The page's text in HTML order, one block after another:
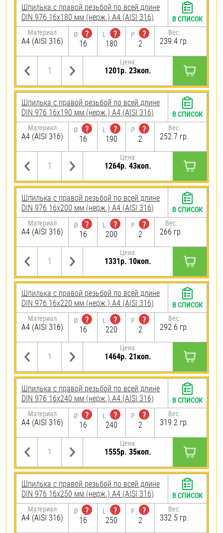
Шпилька с правой резьбой по всей длине
DIN 976 16х180 мм (нерж.) A4 (AISI 316)
Материал
A4 (AISI 316)
Ø
?
16
L
?
180
P
?
2
Вес:
239.4 гр.
Цена:
1201р. 23коп.
В СПИСОК
Шпилька с правой резьбой по всей длине
DIN 976 16х190 мм (нерж.) A4 (AISI 316)
Материал
A4 (AISI 316)
Ø
?
16
L
?
190
P
?
2
Вес:
252.7 гр.
Цена:
1264р. 43коп.
В СПИСОК
Шпилька с правой резьбой по всей длине
DIN 976 16х200 мм (нерж.) A4 (AISI 316)
Материал
A4 (AISI 316)
Ø
?
16
L
?
200
P
?
2
Вес:
266 гр.
Цена:
1331р. 10коп.
В СПИСОК
Шпилька с правой резьбой по всей длине
DIN 976 16х220 мм (нерж.) A4 (AISI 316)
Материал
A4 (AISI 316)
Ø
?
16
L
?
220
P
?
2
Вес:
292.6 гр.
Цена:
1464р. 21коп.
В СПИСОК
Шпилька с правой резьбой по всей длине
DIN 976 16х240 мм (нерж.) A4 (AISI 316)
Материал
A4 (AISI 316)
Ø
?
16
L
?
240
P
?
2
Вес:
319.2 гр.
Цена:
1555р. 35коп.
В СПИСОК
Шпилька с правой резьбой по всей длине
DIN 976 16х250 мм (нерж.) A4 (AISI 316)
Материал
A4 (AISI 316)
Ø
?
16
L
?
250
P
?
2
Вес:
332.5 гр.
В СПИСОК